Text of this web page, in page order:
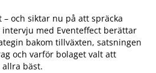
och siktar nu på att spräcka
med Eventeffect berättar
bakom tillväxten, satsningen
och varför bolaget valt att
bäst.